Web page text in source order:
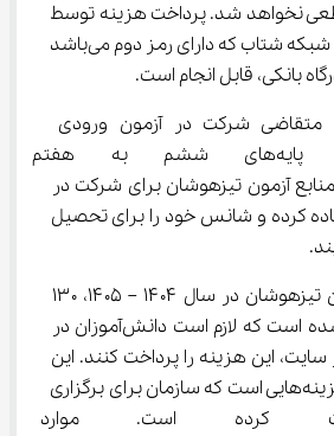
نکنند ثبت نام آنها قطعی نخواهد شد‌. پرداخت هزینه توسط
کارت‌های بانکی عضو شبکه شتاب که دارای رمز دوم می‌باشد
بانکی، قابل انجام است.
متقاضی شرکت در آزمون ورودی
تیزهوشان برای پایه‌های
منابع آزمون تیزهوشان برای شرکت در
کرده و شانس خود را برای تحصیل
هزار تومان تعیین شده است که لازم است دانش‌آموزان در
این هزینه را پرداخت کنند. این
هزینه بابت تامین هزینه‌هایی است که سازمان برای برگزاری
کرده است.